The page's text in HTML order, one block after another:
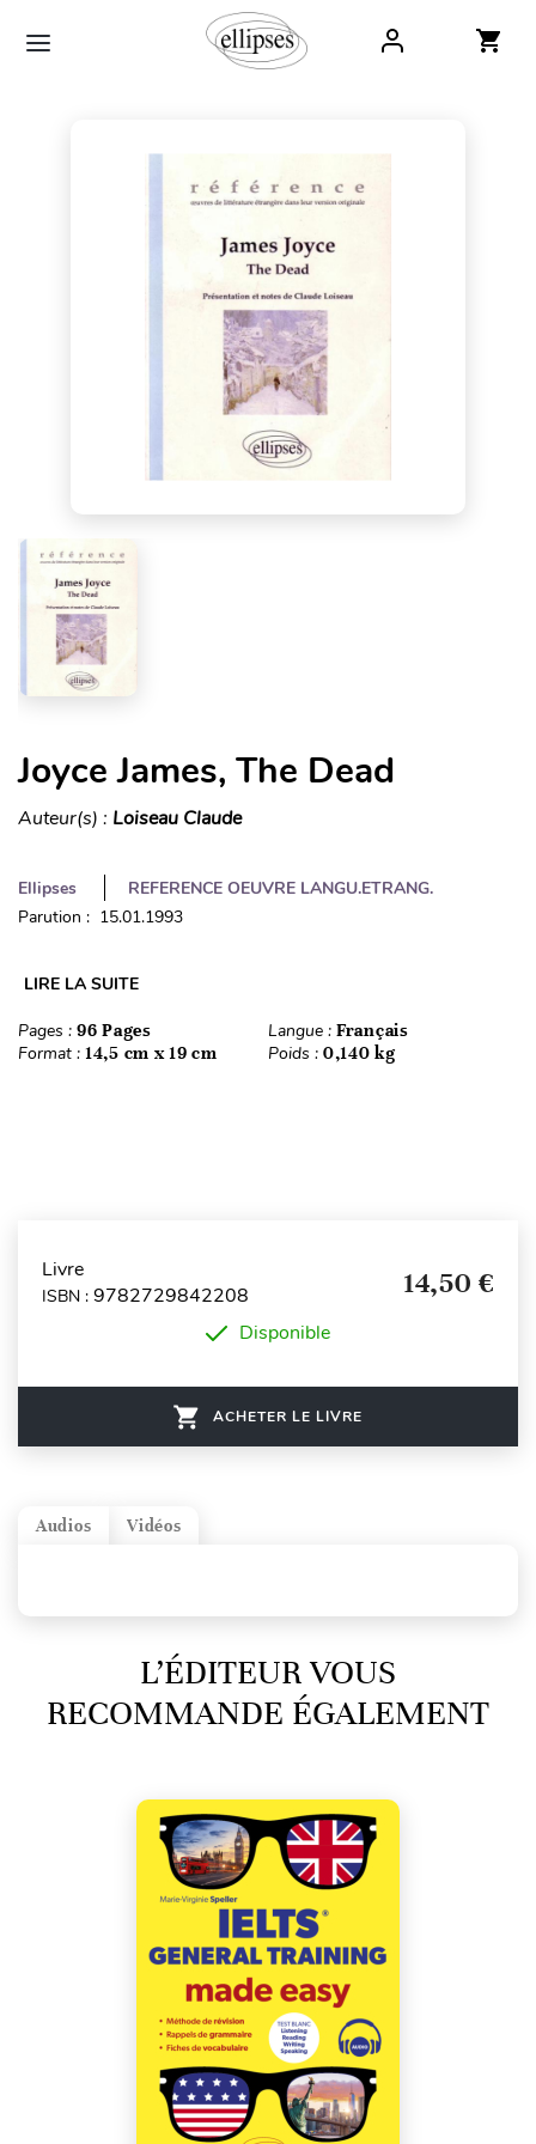
Joyce James, The Dead
Auteur(s) : Loiseau Claude
Ellipses
REFERENCE OEUVRE LANGU.ETRANG.
Parution : 15.01.1993
LIRE LA SUITE
Pages : 96 Pages Langue : Français
Format : 14,5 cm x 19 cm Poids : 0,140 kg
Livre
ISBN : 9782729842208 14,50 €
Disponible
ACHETER LE LIVRE
Vidéos
Audios
L’ÉDITEUR VOUS
RECOMMANDE ÉGALEMENT